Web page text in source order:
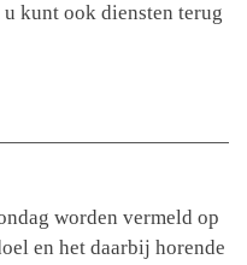
kunt ook diensten terug
worden vermeld op
en het daarbij horende